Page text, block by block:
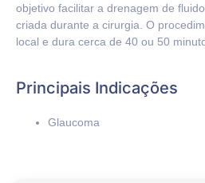
objetivo facilitar a drenagem de
criada durante a cirurgia. O
local e dura cerca de 40 ou 50
Principais Indicações
Glaucoma